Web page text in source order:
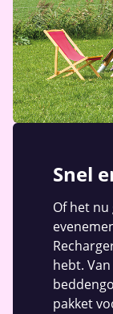
Snel
Of het nu
hebt.
pakket